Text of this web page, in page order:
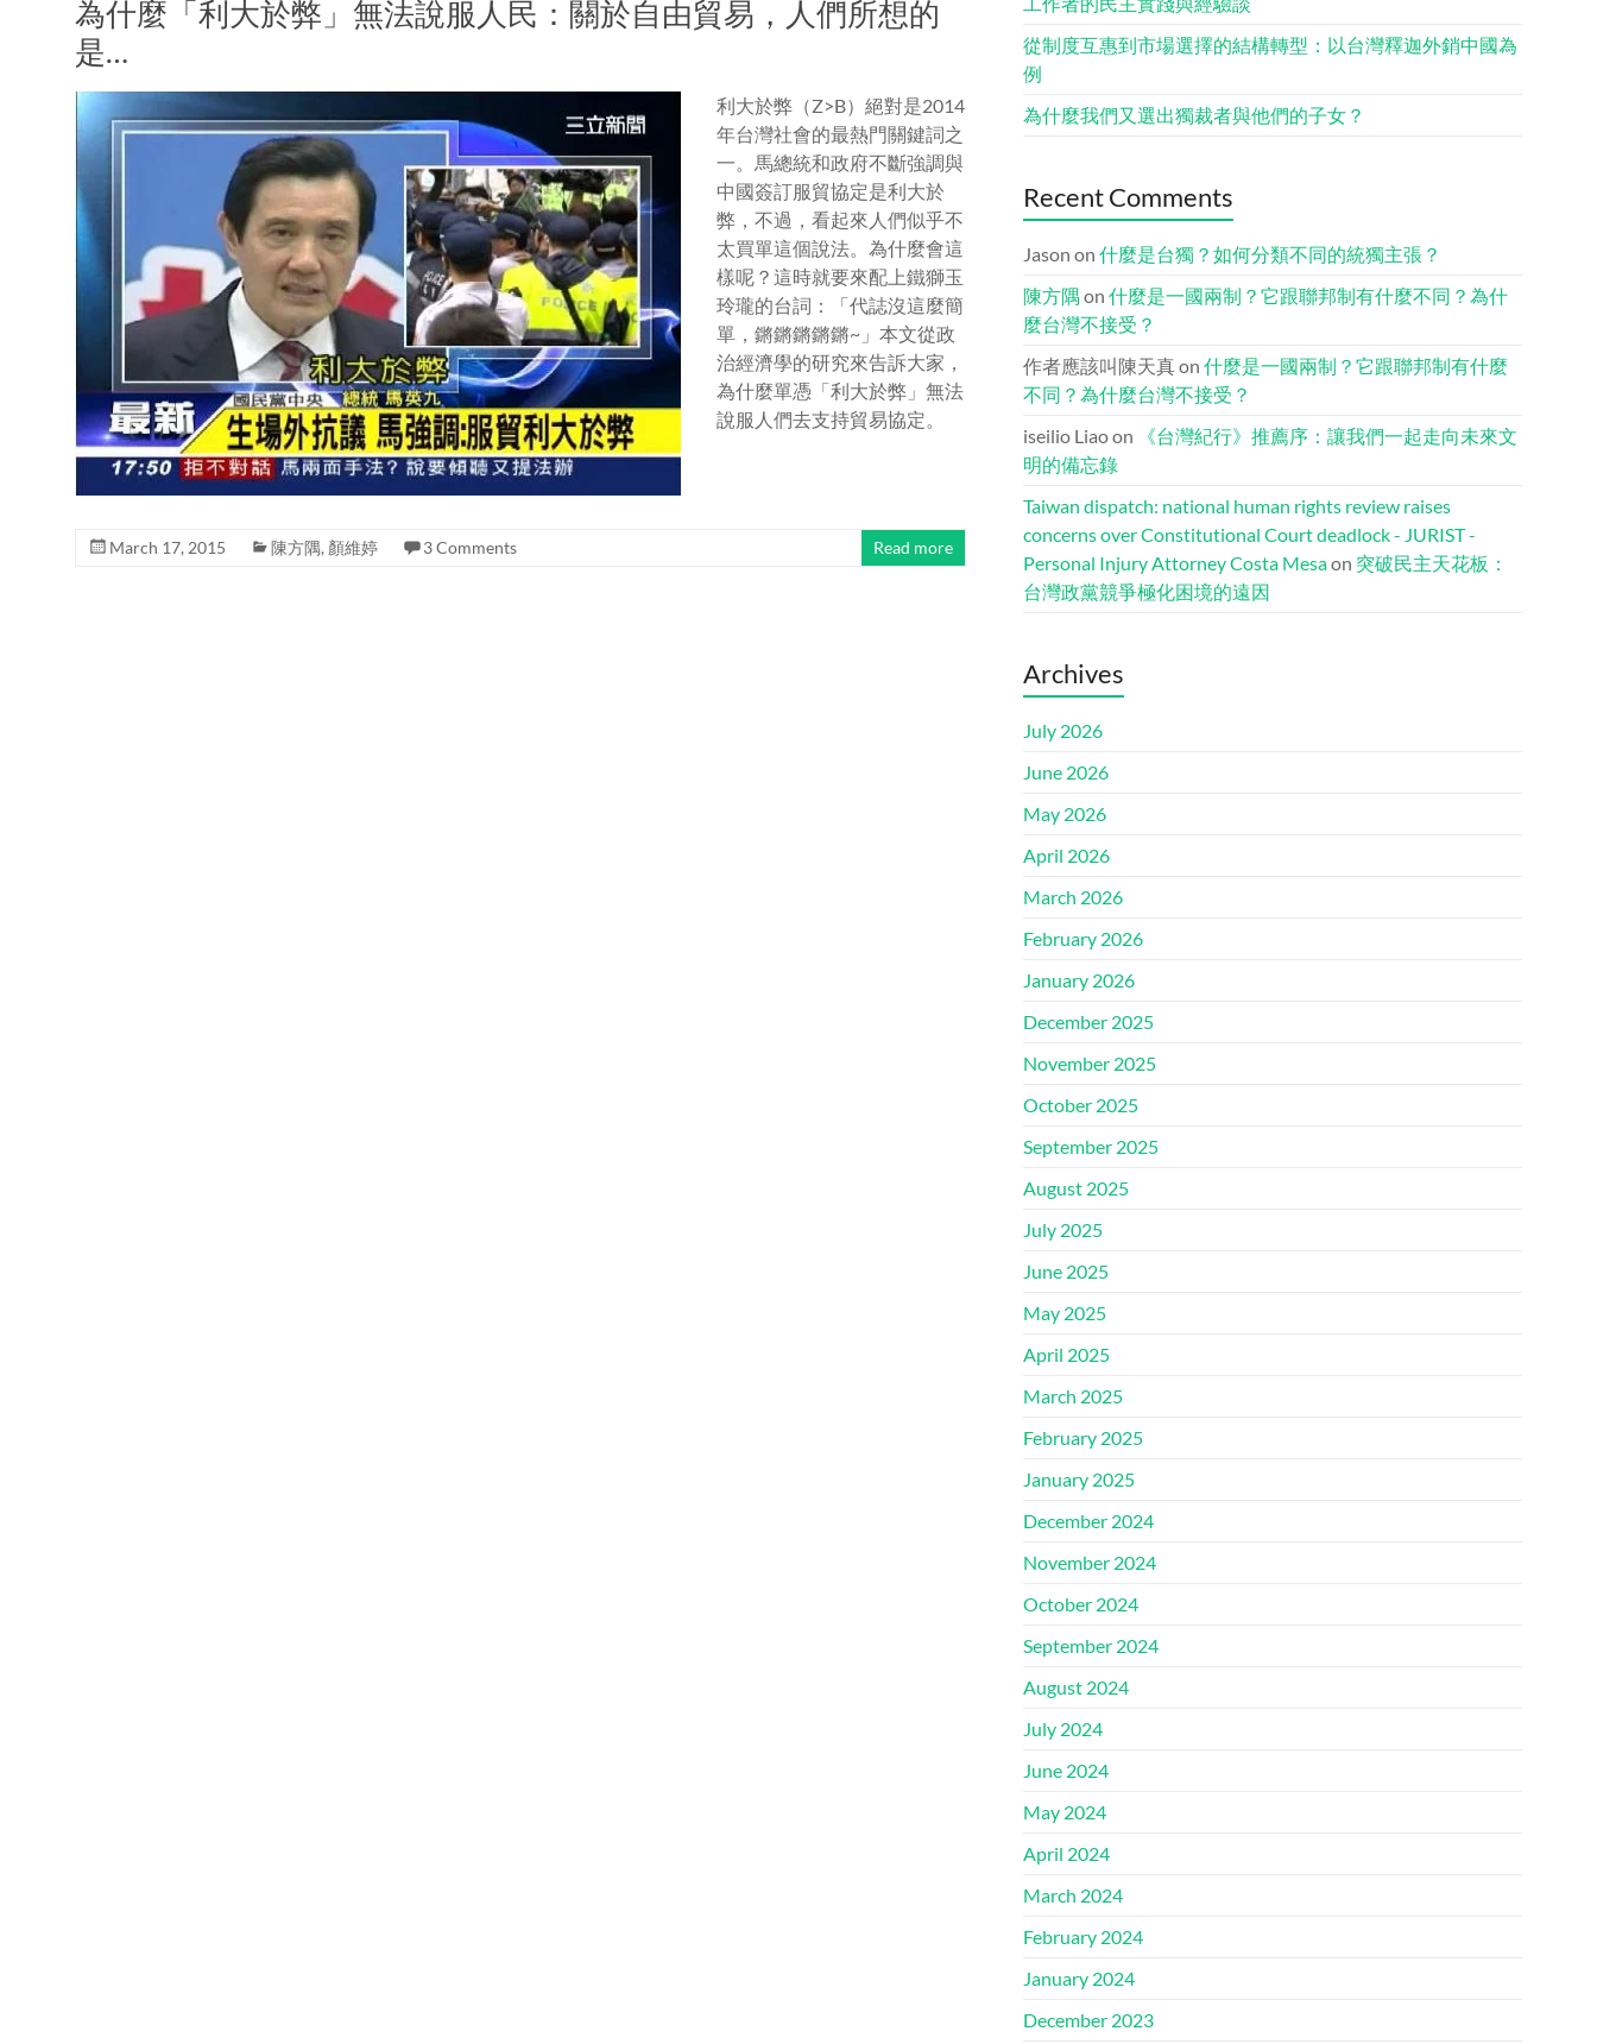
為什麼「利大於弊」無法說服人民：關於自由貿易，人們所想的
是…
利大於弊（Z>B）絕對是2014
年台灣社會的最熱門關鍵詞之
一。馬總統和政府不斷強調與
中國簽訂服貿協定是利大於
弊，不過，看起來人們似乎不
太買單這個說法。為什麼會這
樣呢？這時就要來配上鐵獅玉
玲瓏的台詞：「代誌沒這麼簡
單，鏘鏘鏘鏘鏘~」本文從政
治經濟學的研究來告訴大家，
為什麼單憑「利大於弊」無法
說服人們去支持貿易協定。
March 17, 2015 陳方隅, 顏維婷 3 Comments Read more
從制度互惠到市場選擇的結構轉型：以台灣釋迦外銷中國為
例
為什麼我們又選出獨裁者與他們的子女？
Recent Comments
Jason on 什麼是台獨？如何分類不同的統獨主張？
陳方隅 on 什麼是一國兩制？它跟聯邦制有什麼不同？為什
麼台灣不接受？
作者應該叫陳天真on 什麼是一國兩制？它跟聯邦制有什麼
不同？為什麼台灣不接受？
iseilio Liaoon
《台灣紀行》推薦序：讓我們一起走向未來文
明的備忘錄
Taiwan dispatch: national human rights review raises
concerns over Constitutional Court deadlock - JURIST -
Personal Injury Attorney Costa Mesaon 突破民主天花板：
台灣政黨競爭極化困境的遠因
Archives
July 2026
June 2026
May 2026
April 2026
March 2026
February 2026
January 2026
December 2025
November 2025
October 2025
September 2025
August 2025
July 2025
June 2025
May 2025
April 2025
March 2025
February 2025
January 2025
December 2024
November 2024
October 2024
September 2024
August 2024
July 2024
June 2024
May 2024
April 2024
March 2024
February 2024
January 2024
December 2023